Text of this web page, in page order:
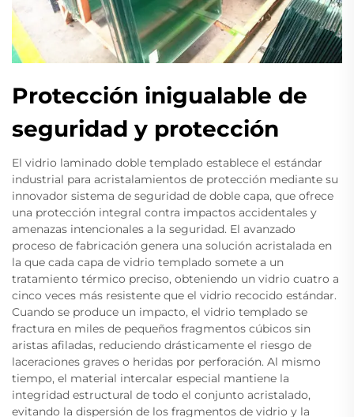
Protección inigualable de
seguridad y protección
El vidrio laminado doble templado establece el estándar
industrial para acristalamientos de protección mediante su
innovador sistema de seguridad de doble capa, que ofrece
una protección integral contra impactos accidentales y
amenazas intencionales a la seguridad. El avanzado
proceso de fabricación genera una solución acristalada en
la que cada capa de vidrio templado somete a un
tratamiento térmico preciso, obteniendo un vidrio cuatro a
cinco veces más resistente que el vidrio recocido estándar.
Cuando se produce un impacto, el vidrio templado se
fractura en miles de pequeños fragmentos cúbicos sin
aristas afiladas, reduciendo drásticamente el riesgo de
laceraciones graves o heridas por perforación. Al mismo
tiempo, el material intercalar especial mantiene la
integridad estructural de todo el conjunto acristalado,
evitando la dispersión de los fragmentos de vidrio y la